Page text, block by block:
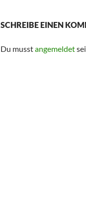
SCHREIBE EINEN
Du musstangemeldet